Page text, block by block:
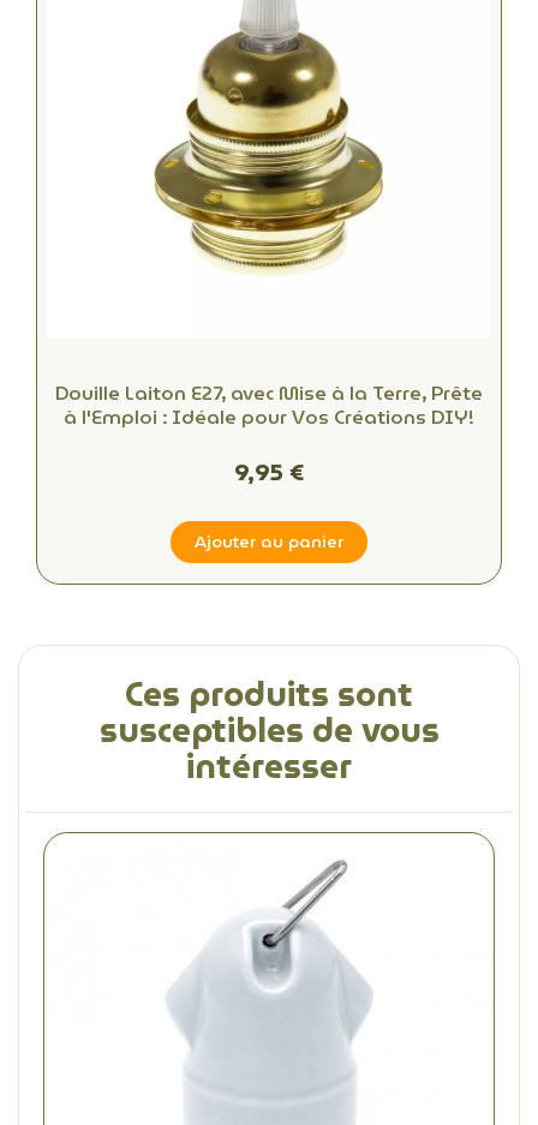
Douille Laiton E27, avec Mise à la Terre, Prête
à l'Emploi : Idéale pour Vos Créations DIY!
9,95 €
Ajouter au panier
Ces produits sont
susceptibles de vous
intéresser